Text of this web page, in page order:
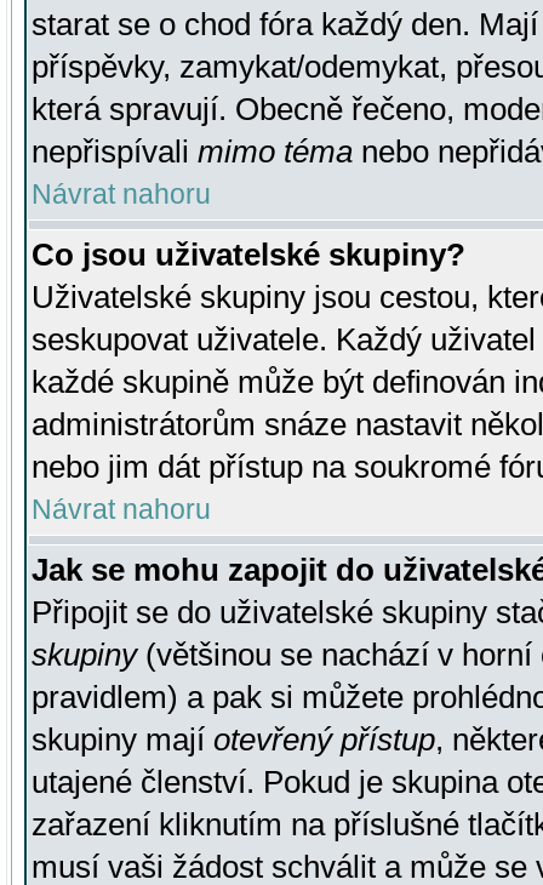
starat se o chod fóra každý den.
příspěvky, zamykat/odemykat,
která spravují. Obecně řečeno,
nepřispívali mimo téma nebo
Návrat nahoru
Co jsou uživatelské skupiny?
Uživatelské skupiny jsou cestou,
seskupovat uživatele. Každý
každé skupině může být definován
administrátorům snáze nastavit
nebo jim dát přístup na soukromé
Návrat nahoru
Jak se mohu zapojit do
Připojit se do uživatelské skupiny
skupiny(většinou se nachází v horní
pravidlem) a pak si můžete
skupiny mají otevřený přístup,
utajené členství. Pokud je skupina
zařazení kliknutím na příslušné
musí vaši žádost schválit a může se